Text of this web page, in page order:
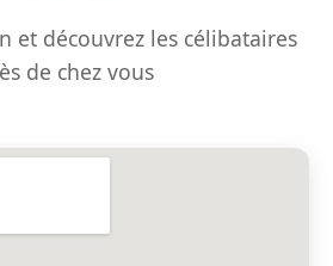
et découvrez les célibataires
de chez vous